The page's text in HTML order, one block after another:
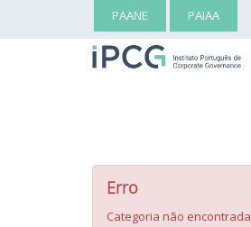
PAANE PAIAA
Erro
Categoria não encontrada